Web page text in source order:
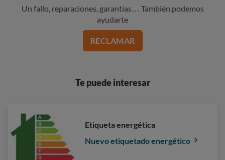
Un fallo, reparaciones, garantías… También podemos
ayudarte
RECLAMAR
Te puede interesar
Etiqueta energética
Nuevo etiquetado energético